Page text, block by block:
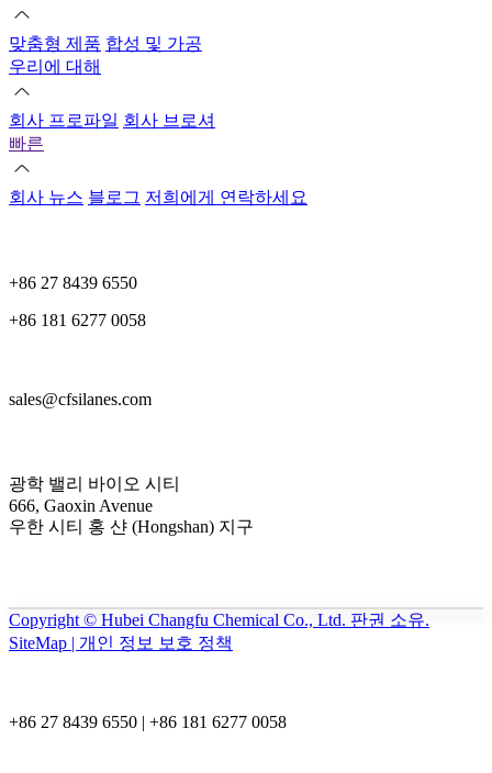
맞춤형 제품 합성 및 가공
우리에 대해
회사 프로파일 회사 브로셔
빠른
회사 뉴스 블로그 저희에게 연락하세요
+86 27 8439 6550
+86 181 6277 0058
sales@cfsilanes.com
광학 밸리 바이오 시티
666, Gaoxin Avenue
우한 시티 홍 샨 (Hongshan) 지구
Copyright © Hubei Changfu Chemical Co., Ltd. 판권 소유.
SiteMap | 개인 정보 보호 정책
+86 27 8439 6550 | +86 181 6277 0058